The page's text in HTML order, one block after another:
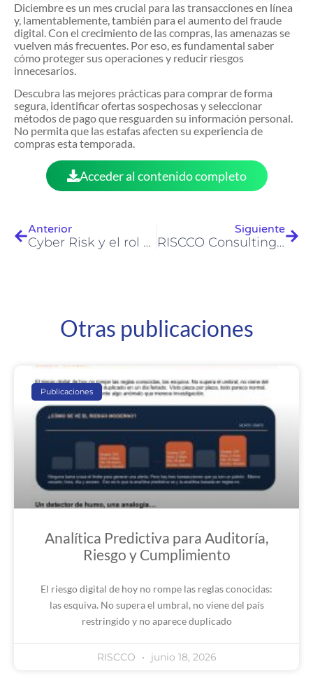
Diciembre es un mes crucial para las transacciones en línea
y, lamentablemente, también para el aumento del fraude
digital. Con el crecimiento de las compras, las amenazas se
vuelven más frecuentes. Por eso, es fundamental saber
cómo proteger sus operaciones y reducir riesgos
innecesarios.
Descubra las mejores prácticas para comprar de forma
segura, identificar ofertas sospechosas y seleccionar
métodos de pago que resguarden su información personal.
No permita que las estafas afecten su experiencia de
compras esta temporada.
Acceder al contenido completo
Anterior
Cyber Risk y el rol de los Directores en la Junta Directiva
Siguiente
RISCCO Consulting: Apoyando el liderazgo a través de Líder en Mí
Otras publicaciones
Publicaciones
Analítica Predictiva para Auditoría,
Riesgo y Cumplimiento
El riesgo digital de hoy no rompe las reglas conocidas:
las esquiva. No supera el umbral, no viene del país
restringido y no aparece duplicado
RISCCO junio 18, 2026